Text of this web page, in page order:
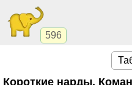
596
Короткие нарды.